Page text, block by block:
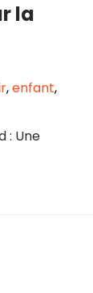
la
,enfant,
: Une